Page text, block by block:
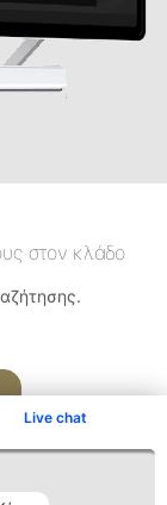
Live chat
στον κλάδο